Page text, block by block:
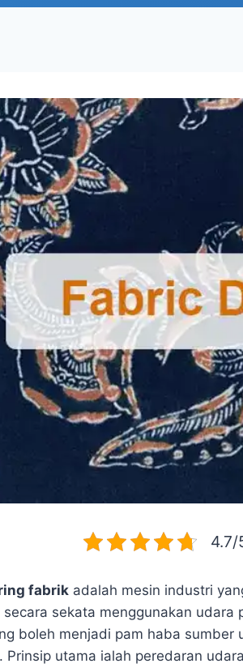
4.7/
fabrik adalah mesin industri
sekata menggunakan
boleh menjadi pam haba
Prinsip utama ialah peredaran